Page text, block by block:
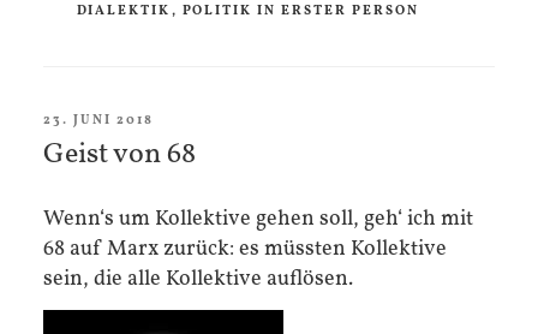
DIALEKTIK , POLITIK IN ERSTER PERSON
VERÖFFENTLICHT
AM
23. JUNI 2018
Geist von 68
Wenn‘s um Kollektive gehen soll, geh‘ ich mit
68 auf Marx zurück: es müssten Kollektive
sein, die alle Kollektive auflösen.